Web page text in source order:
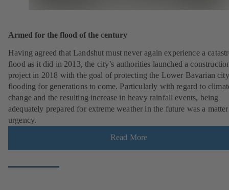
Armed for the flood of the century
Having agreed that Landshut must never again experience a
flood as it did in 2013, the city’s authorities launched a
project in 2018 with the goal of protecting the Lower Bavarian
flooding for generations to come. Particularly with regard to
change and the resulting increase in heavy rainfall events, being
adequately prepared for extreme weather in the future was a
urgency.
Read More